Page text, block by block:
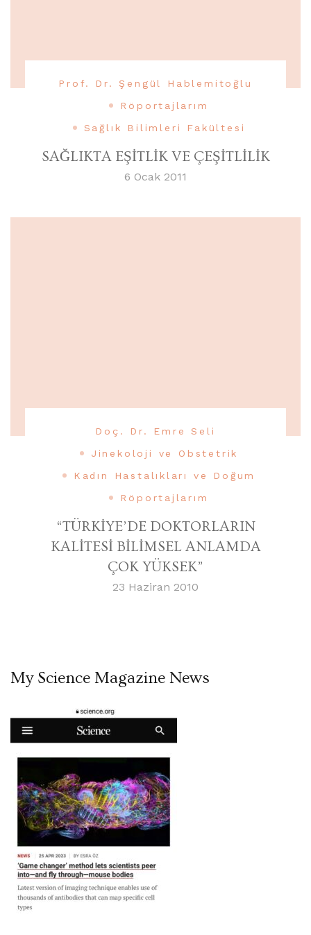
Prof. Dr. Şengül Hablemitoğlu
Röportajlarım
Sağlık Bilimleri Fakültesi
SAĞLIKTA EŞİTLİK VE ÇEŞİTLİLİK
6 Ocak 2011
Doç. Dr. Emre Seli
Jinekoloji ve Obstetrik
Kadın Hastalıkları ve Doğum
Röportajlarım
“TÜRKİYE’DE DOKTORLARIN
KALİTESİ BİLİMSEL ANLAMDA
ÇOK YÜKSEK”
23 Haziran 2010
My Science Magazine News